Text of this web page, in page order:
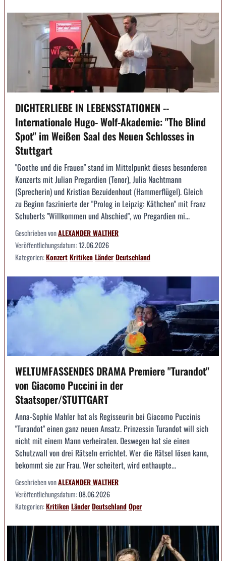
DICHTERLIEBE IN LEBENSSTATIONEN --
Internationale Hugo- Wolf-Akademie: "The Blind
Spot" im Weißen Saal des Neuen Schlosses in
Stuttgart
"Goethe und die Frauen" stand im Mittelpunkt dieses besonderen
Konzerts mit Julian Pregardien (Tenor), Julia Nachtmann
(Sprecherin) und Kristian Bezuidenhout (Hammerflügel). Gleich
zu Beginn faszinierte der "Prolog in Leipzig: Käthchen" mit Franz
Schuberts "Willkommen und Abschied", wo Pregardien mi...
Geschrieben vonALEXANDER WALTHER
Veröffentlichungsdatum:12.06.2026
Kategorien:KonzertKritikenLänderDeutschland
WELTUMFASSENDES DRAMA Premiere "Turandot"
von Giacomo Puccini in der
Staatsoper/STUTTGART
Anna-Sophie Mahler hat als Regisseurin bei Giacomo Puccinis
"Turandot" einen ganz neuen Ansatz. Prinzessin Turandot will sich
nicht mit einem Mann verheiraten. Deswegen hat sie einen
Schutzwall von drei Rätseln errichtet. Wer die Rätsel lösen kann,
bekommt sie zur Frau. Wer scheitert, wird enthaupte...
Geschrieben vonALEXANDER WALTHER
Veröffentlichungsdatum:08.06.2026
Kategorien:KritikenLänderDeutschlandOper